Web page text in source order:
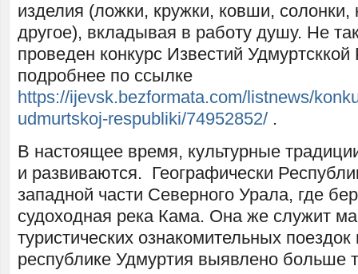
изделия (ложки, кружки, ковши, солонки,
другое), вкладывая в работу душу. Не
проведен конкурс Известий Удмуртсккой
подробнее по ссылке
https://ijevsk.bezformata.com/listnews/
udmurtskoj-respubliki/74952852/ .
В настоящее время, культурные
и развиваются. Географически
западной части Северного Урала, где
судоходная река Кама. Она же служит
туристических ознакомительных
республике Удмуртия выявлено больше